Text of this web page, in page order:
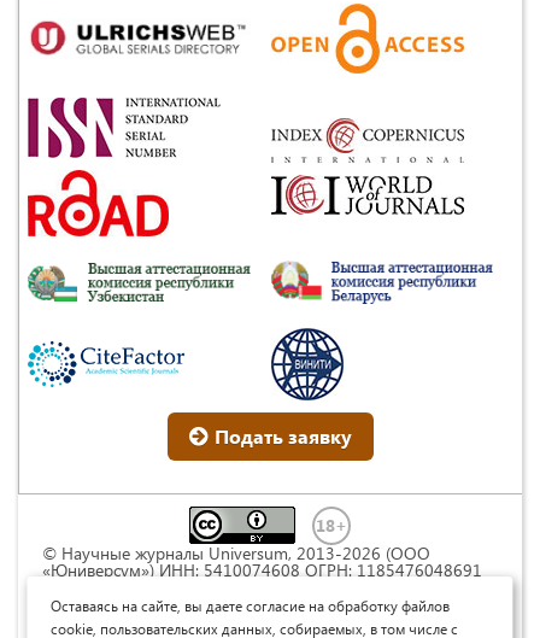
Подать заявку
© Научные журналы Universum, 2013-2026 (ООО
«Юниверсум») ИНН: 5410074608 ОГРН: 1185476048691
Commons « Attribution» («Атрибуция») 4.0
Непортированная
Оставаясь на сайте, вы даете согласие на обработку файлов
cookie, пользовательских данных, собираемых, в том числе с